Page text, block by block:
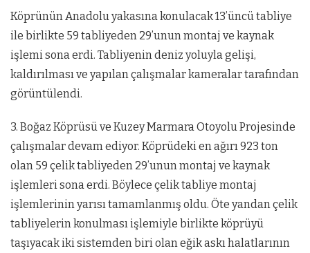
Köprünün Anadolu yakasına konulacak 13’üncü tabliye
ile birlikte 59 tabliyeden 29’unun montaj ve kaynak
işlemi sona erdi. Tabliyenin deniz yoluyla gelişi,
kaldırılması ve yapılan çalışmalar kameralar tarafından
görüntülendi.
3. Boğaz Köprüsü ve Kuzey Marmara Otoyolu Projesinde
çalışmalar devam ediyor. Köprüdeki en ağırı 923 ton
olan 59 çelik tabliyeden 29’unun montaj ve kaynak
işlemleri sona erdi. Böylece çelik tabliye montaj
işlemlerinin yarısı tamamlanmış oldu. Öte yandan çelik
tabliyelerin konulması işlemiyle birlikte köprüyü
taşıyacak iki sistemden biri olan eğik askı halatlarının